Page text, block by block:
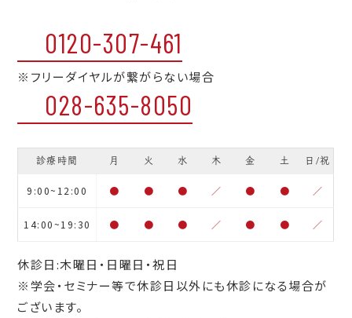
0120-307-461
※フリーダイヤルが繋がらない場合
028-635-8050
診療時間 月 火 水 木 金 土 日/祝
9:00~12:00 ● ● ● ／ ● ● ／
14:00~19:30 ● ● ● ／ ● ● ／
休診日:木曜日・日曜日・祝日
※学会・セミナー等で休診日以外にも休診になる場合が
ございます。